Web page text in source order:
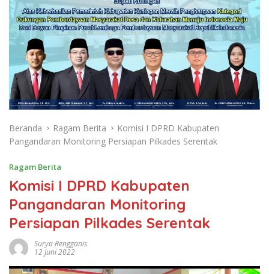
Beranda Ragam Berita
Komisi I DPRD Kabupaten
Pangandaran Monitoring Persiapan Pilkades Serentak
Ragam Berita
Komisi I DPRD Kabupaten
Pangandaran Monitoring
Persiapan Pilkades Serentak
Surya Rengganis
12 Juni 2022